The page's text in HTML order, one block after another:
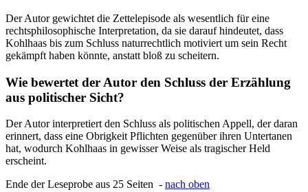
Der Autor gewichtet die Zettelepisode als wesentlich für eine
rechtsphilosophische Interpretation, da sie darauf hindeutet, dass
Kohlhaas bis zum Schluss naturrechtlich motiviert um sein Recht
gekämpft haben könnte, anstatt bloß zu scheitern.
Wie bewertet der Autor den Schluss der Erzählung
aus politischer Sicht?
Der Autor interpretiert den Schluss als politischen Appell, der daran
erinnert, dass eine Obrigkeit Pflichten gegenüber ihren Untertanen
hat, wodurch Kohlhaas in gewisser Weise als tragischer Held
erscheint.
Ende der Leseprobe aus 25 Seiten - nach oben